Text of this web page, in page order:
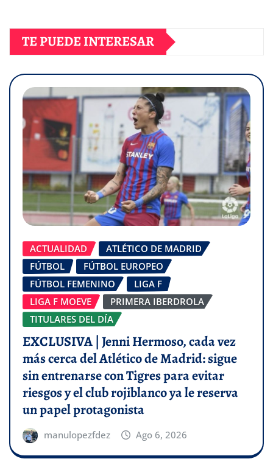
TE PUEDE INTERESAR
ACTUALIDAD
ATLÉTICO DE MADRID
FÚTBOL
FÚTBOL EUROPEO
FÚTBOL FEMENINO
LIGA F
LIGA F MOEVE
PRIMERA IBERDROLA
TITULARES DEL DÍA
EXCLUSIVA | Jenni Hermoso, cada vez
más cerca del Atlético de Madrid: sigue
sin entrenarse con Tigres para evitar
riesgos y el club rojiblanco ya le reserva
un papel protagonista
manulopezfdez Ago 6, 2026